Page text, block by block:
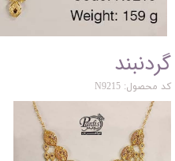
گردنبند
کد محصول: N9215